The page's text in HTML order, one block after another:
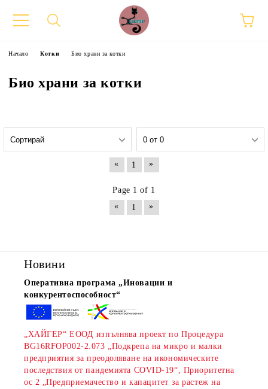
Flatazor,
Начало Котки Био храни за котки
Био храни за котки
« 1 »
Page 1 of 1
«
1 »
Новини
Оперативна програма „Иновации и
конкурентоспособност“
„ХАЙГЕР“ ЕООД изпълнява проект по Процедура
BG16RFOP002-2.073 „Подкрепа на микро и малки
предприятия за преодоляване на икономическите
последствия от пандемията COVID-19“, Приоритетна
ос 2 „Предприемачество и капацитет за растеж на